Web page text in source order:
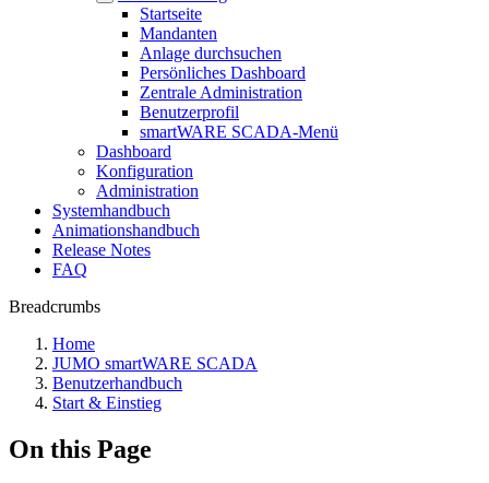
Startseite
Mandanten
Anlage durchsuchen
Persönliches Dashboard
Zentrale Administration
Benutzerprofil
smartWARE SCADA-Menü
Dashboard
Konfiguration
Administration
Systemhandbuch
Animationshandbuch
Release Notes
FAQ
Breadcrumbs
Home
JUMO smartWARE SCADA
Benutzerhandbuch
Start & Einstieg
On this Page